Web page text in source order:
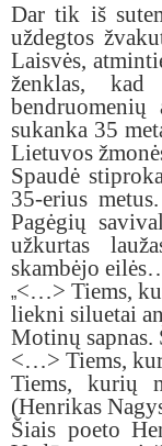
Dar tik iš
uždegtos
Laisvės,
ženklas,
bendruomenių
sukanka 35
Lietuvos
Spaudė
35-erius
Pagėgių
užkurtas
skambėjo
„<…> Tiems,
liekni siluetai
Motinų
<…> Tiems,
Tiems, kurių
(Henrikas
Šiais poeto